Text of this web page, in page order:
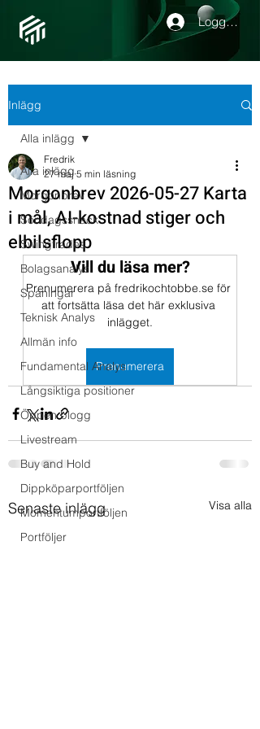
Logga in
Inlägg
Alla inlägg
Morgonbrev
Söndagssnack
Swingtrades
Bolagsanalys
Spaningar
Teknisk Analys
Allmän info
Fundamental Analys
Långsiktiga positioner
Öppen blogg
Livestream
Buy and Hold
Dippköparportföljen
Momentumportföljen
Portföljer
Alla inlägg
Morgonbrev 2026-05-27 Karta
i mål, AI-kostnad stiger och
elbilsflopp
Fredrik
27 maj 5 min läsning
Vill du läsa mer?
Prenumerera på fredrikochtobbe.se för
att fortsätta läsa det här exklusiva
inlägget.
Prenumerera
Senaste inlägg Visa alla